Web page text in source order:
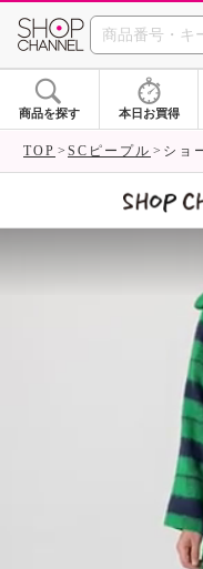
商品を探す 本日お買得
TOP SCピープル ショ